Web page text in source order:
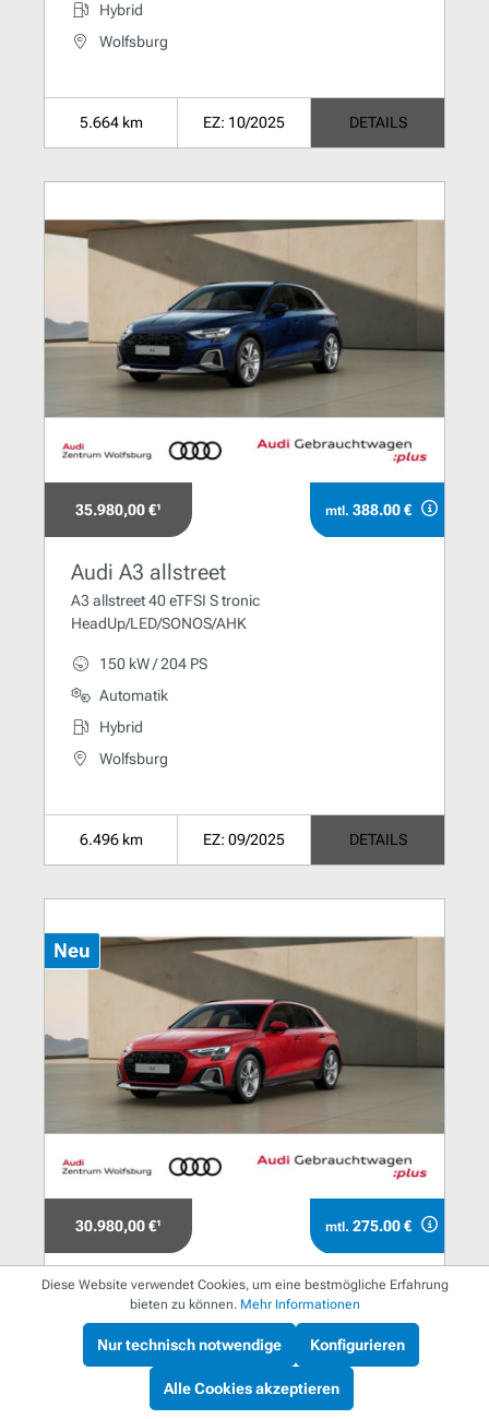
Hybrid
Wolfsburg
5.664 km EZ: 10/2025 DETAILS
35.980,00 €¹ mtl. 388.00 €
Audi A3 allstreet
A3 allstreet 40 eTFSI S tronic
HeadUp/LED/SONOS/AHK
150 kW / 204 PS
Automatik
Hybrid
Wolfsburg
6.496 km EZ: 09/2025 DETAILS
Neu
30.980,00 €¹ mtl. 275.00 €
Audi A3 allstreet
150 kW / 204 PS
Automatik
Diese Website verwendet Cookies, um eine bestmögliche Erfahrung
bieten zu können. Mehr Informationen
Nur technisch notwendige Konfigurieren
Alle Cookies akzeptieren